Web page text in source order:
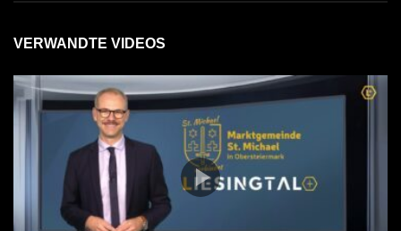
VERWANDTE VIDEOS